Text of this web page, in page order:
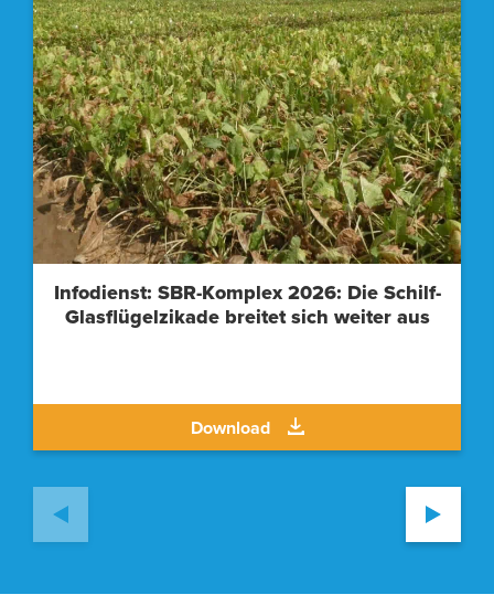
Jahresbericht der Zuckerwirtschaft für
2025/2026
Download